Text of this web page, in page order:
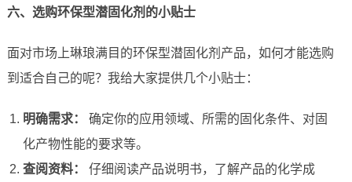
六、选购环保型潜固化剂的小贴士
面对市场上琳琅满目的环保型潜固化剂产品，如何才能选购
到适合自己的呢？我给大家提供几个小贴士：
明确需求：
确定你的应用领域、所需的固化条件、对固
化产物性能的要求等。
查阅资料：
仔细阅读产品说明书，了解产品的化学成